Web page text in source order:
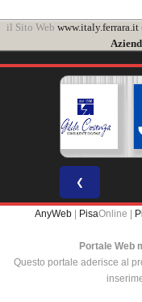
il Sito Web www.italy.ferrara.it
❮
AnyWeb | PisaOnline |
Portale Web
Questo portale aderisce al